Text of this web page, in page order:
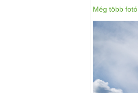
Még több fotó